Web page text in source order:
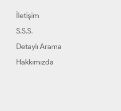
İletişim
S.S.S.
Detaylı Arama
Hakkımızda